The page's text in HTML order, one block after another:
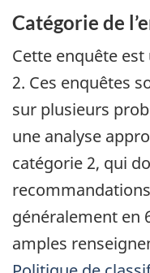
Catégorie de
Cette enquête
2. Ces enquêtes
sur plusieurs
une analyse
catégorie 2, qui
généralement en
amples